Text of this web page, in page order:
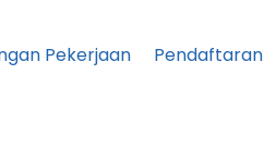
Pekerjaan Pendaftaran